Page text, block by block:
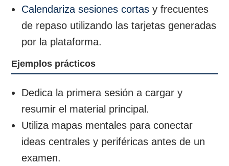
Calendariza sesiones cortas y frecuentes
de repaso utilizando las tarjetas generadas
por la plataforma.
Ejemplos prácticos
Dedica la primera sesión a cargar y
resumir el material principal.
Utiliza mapas mentales para conectar
ideas centrales y periféricas antes de un
examen.